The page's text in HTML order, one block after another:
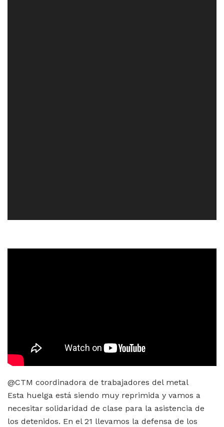
@CTM coordinadora de trabajadores del metal
Esta huelga está siendo muy reprimida y vamos a
necesitar solidaridad de clase para la asistencia de
los detenidos. En el 21 llevamos la defensa de los